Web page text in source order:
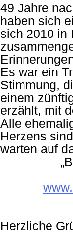
49 Jahre
haben sich
sich 2010 in
Es war ein
Stimmung,
einem
erzählt, mit
Alle
Herzens
warten auf
Herzliche